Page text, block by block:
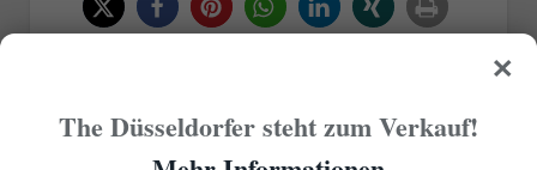
×
The Düsseldorfer steht zum Verkauf!